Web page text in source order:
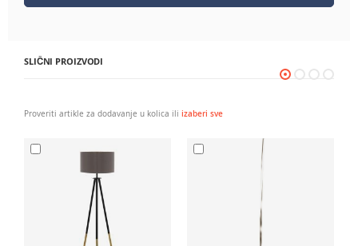
SLIČNI PROIZVODI
Proveriti artikle za dodavanje u kolica ili izaberi sve